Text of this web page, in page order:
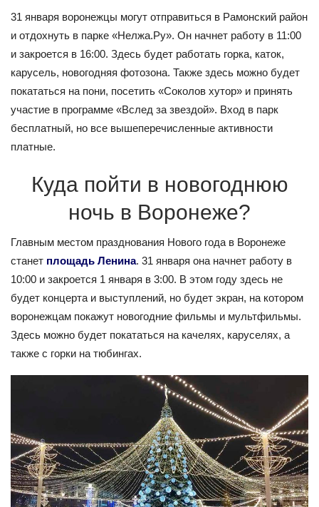
31 января воронежцы могут отправиться в Рамонский район
и отдохнуть в парке «Нелжа.Ру». Он начнет работу в 11:00
и закроется в 16:00. Здесь будет работать горка, каток,
карусель, новогодняя фотозона. Также здесь можно будет
покататься на пони, посетить «Соколов хутор» и принять
участие в программе «Вслед за звездой». Вход в парк
бесплатный, но все вышеперечисленные активности
платные.
Куда пойти в новогоднюю
ночь в Воронеже?
Главным местом празднования Нового года в Воронеже
станет площадь Ленина. 31 января она начнет работу в
10:00 и закроется 1 января в 3:00. В этом году здесь не
будет концерта и выступлений, но будет экран, на котором
воронежцам покажут новогодние фильмы и мультфильмы.
Здесь можно будет покататься на качелях, каруселях, а
также с горки на тюбингах.